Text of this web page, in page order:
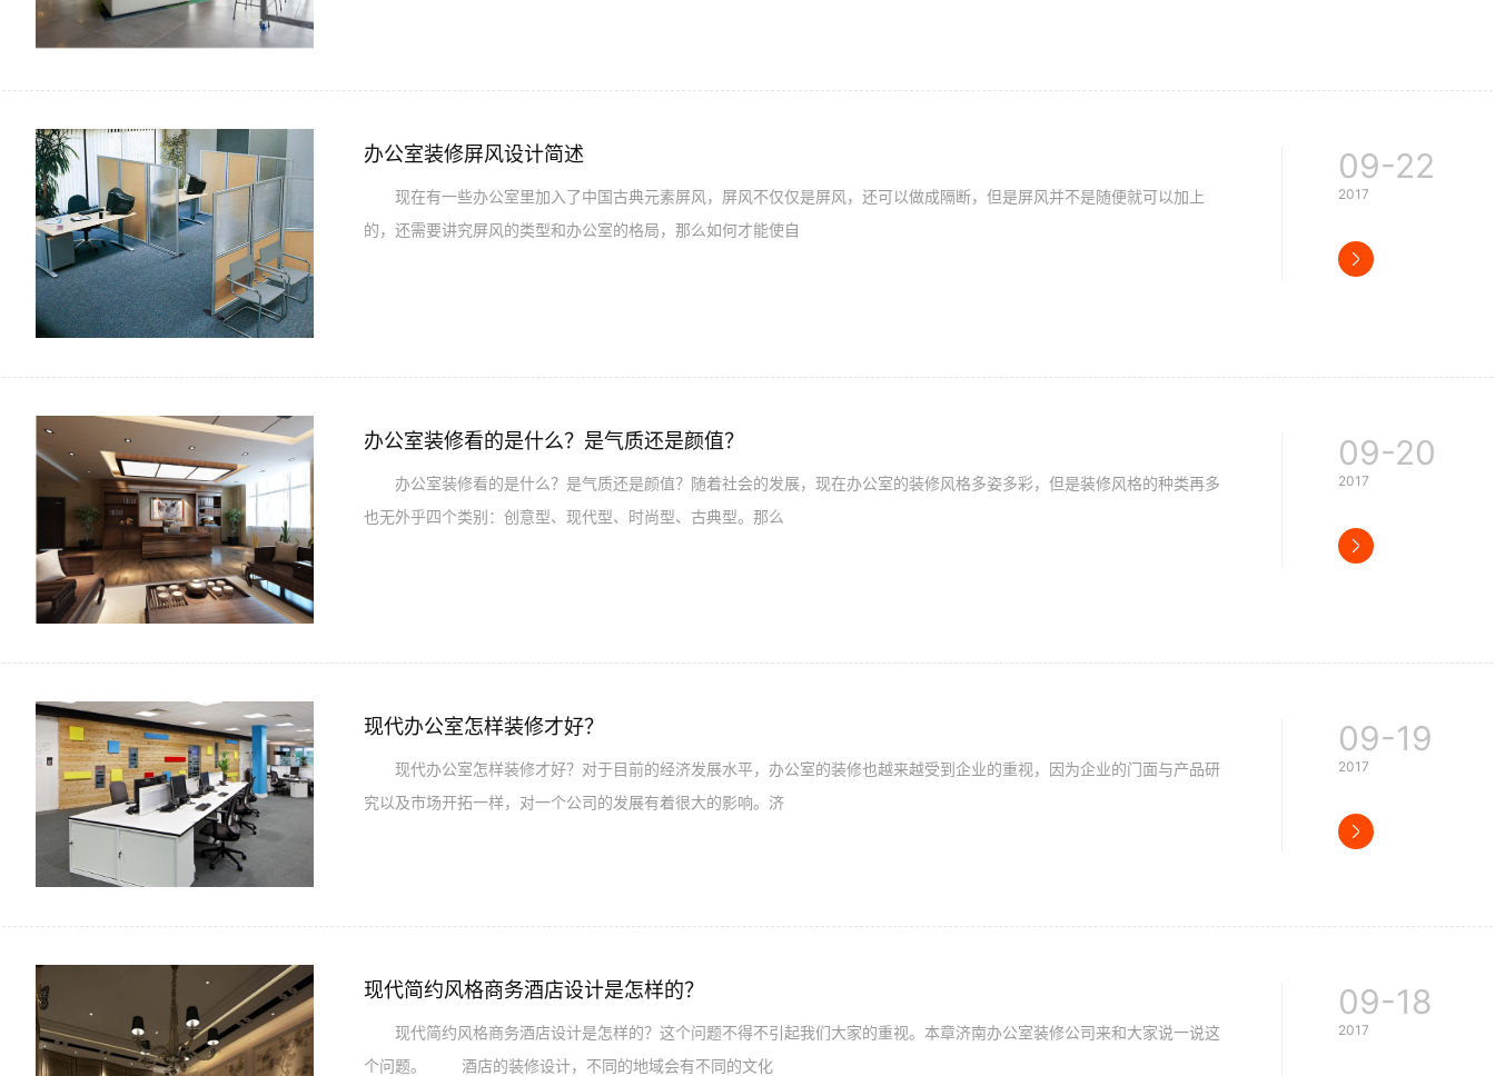
办公室装修屏风设计简述
现在有一些办公室里加入了中国古典元素屏风，屏风不仅仅是屏风，还可以做成隔断，但是屏风并不是随便就可以加上
的，还需要讲究屏风的类型和办公室的格局，那么如何才能使自
09-22
2017
办公室装修看的是什么？是气质还是颜值？
办公室装修看的是什么？是气质还是颜值？随着社会的发展，现在办公室的装修风格多姿多彩，但是装修风格的种类再多
也无外乎四个类别：创意型、现代型、时尚型、古典型。那么
09-20
2017
现代办公室怎样装修才好？
现代办公室怎样装修才好？对于目前的经济发展水平，办公室的装修也越来越受到企业的重视，因为企业的门面与产品研
究以及市场开拓一样，对一个公司的发展有着很大的影响。济
09-19
2017
现代简约风格商务酒店设计是怎样的？
现代简约风格商务酒店设计是怎样的？这个问题不得不引起我们大家的重视。本章济南办公室装修公司来和大家说一说这
个问题。 酒店的装修设计，不同的地域会有不同的文化
09-18
2017